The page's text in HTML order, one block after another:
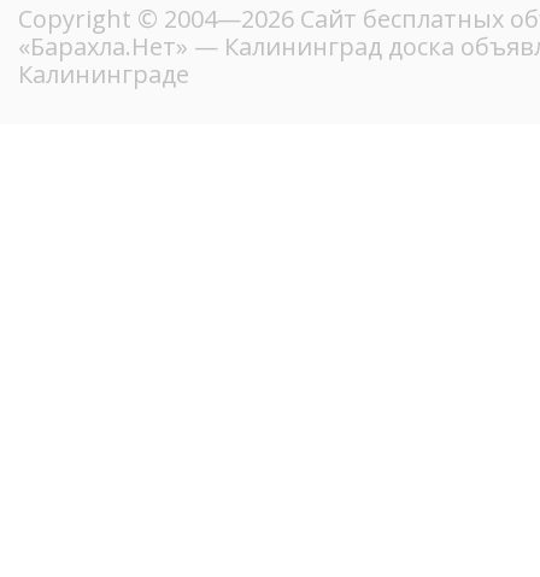
Copyright © 2004—2026 Сайт бесплатных
«Барахла.Нет» — Калининград доска
Калининграде